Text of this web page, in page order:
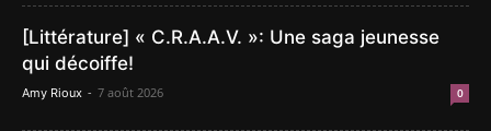
[Littérature] « C.R.A.A.V. »: Une saga jeunesse
qui décoiffe!
Amy Rioux - 7 août 2026 0